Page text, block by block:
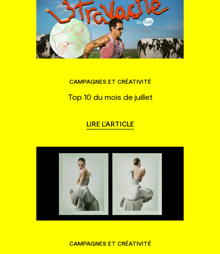
CAMPAGNES ET CRÉATIVITÉ
Top 10 du mois de juillet
LIRE L'ARTICLE
CAMPAGNES ET CRÉATIVITÉ